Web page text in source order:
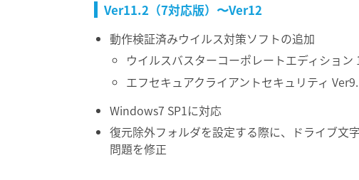
Ver11.2（7対応版）〜Ver12
動作検証済みウイルス対策ソフトの追加
ウイルスバスターコーポレートエディション
エフセキュアクライアントセキュリティ
Windows7 SP1に対応
復元除外フォルダを設定する際に、ドライブ文
問題を修正